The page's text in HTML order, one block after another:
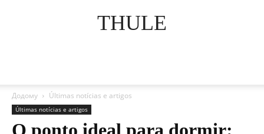
THULE
Додому Últimas notícias e artigos
Últimas notícias e artigos